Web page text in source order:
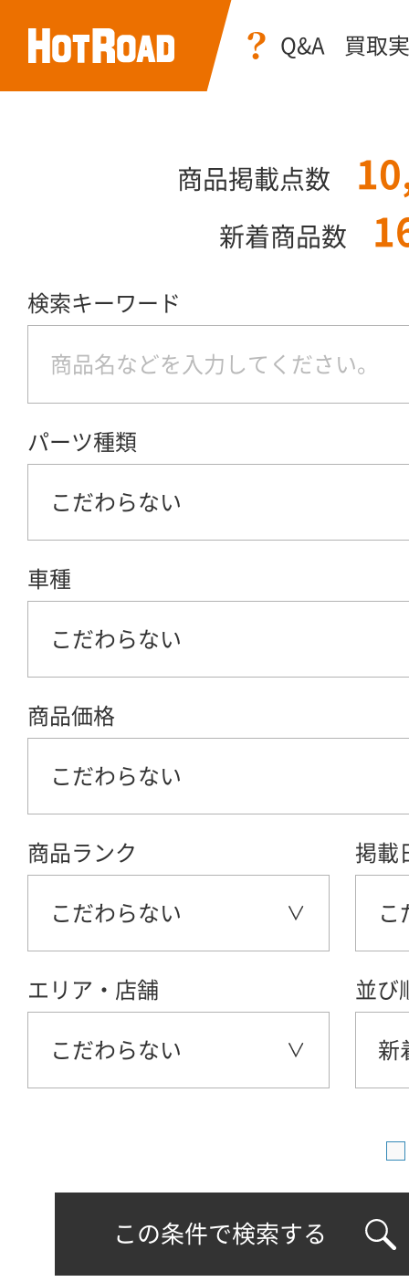
Q&A 買取
商品掲載点数
新着商品数
検索キーワード
パーツ種類
こだわらない
車種
こだわらない
商品価格
こだわらない
商品ランク
こだわらない
掲載
こ
エリア・店舗
こだわらない
並び
新
この条件で検索する